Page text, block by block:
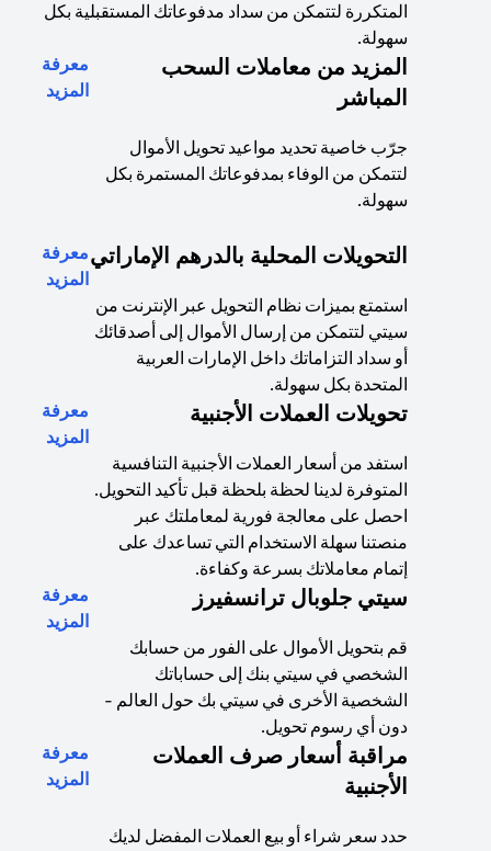
المتكررة لتتمكن من سداد مدفوعاتك المستقبلية بكل
سهولة.
المزيد من معاملات السحب
المباشر
جرّب خاصية تحديد مواعيد تحويل الأموال
لتتمكن من الوفاء بمدفوعاتك المستمرة بكل
سهولة.
معرفة
المزيد
التحويلات المحلية بالدرهم الإماراتي
استمتع بميزات نظام التحويل عبر الإنترنت من
سيتي لتتمكن من إرسال الأموال إلى أصدقائك
أو سداد التزاماتك داخل الإمارات العربية
المتحدة بكل سهولة.
معرفة
المزيد
تحويلات العملات الأجنبية
استفد من أسعار العملات الأجنبية التنافسية
المتوفرة لدينا لحظة بلحظة قبل تأكيد التحويل.
احصل على معالجة فورية لمعاملتك عبر
منصتنا سهلة الاستخدام التي تساعدك على
إتمام معاملاتك بسرعة وكفاءة.
معرفة
المزيد
سيتي جلوبال ترانسفيرز
قم بتحويل الأموال على الفور من حسابك
الشخصي في سيتي بنك إلى حساباتك
الشخصية الأخرى في سيتي بك حول العالم -
دون أي رسوم تحويل.
معرفة
المزيد
مراقبة أسعار صرف العملات
الأجنبية
حدد سعر شراء أو بيع العملات المفضل لديك
معرفة
المزيد